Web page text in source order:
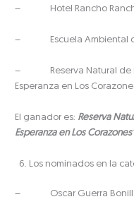
– Hotel Rancho
– Escuela Ambiental
– Reserva Natural de la
Esperanza en Los
El ganador es: Reserva
Esperanza en Los
Los nominados en la
– Oscar Guerra